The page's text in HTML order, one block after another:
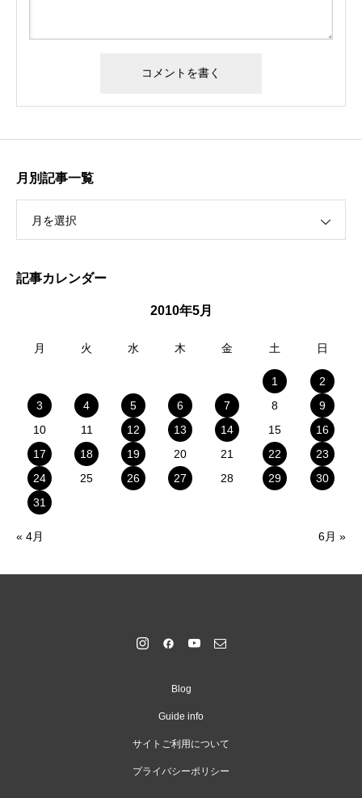
月別記事一覧
月を選択
記事カレンダー
2010年5月
月 火 水 木 金 土 日
1
2
3
4 5 6 7 8
9
10
11 12 13 14 15
16
17
18 19 20 21 22
23
24
25 26 27 28 29
30
31
« 4月 6月 »
Blog
Guide info
サイトご利用について
プライバシーポリシー